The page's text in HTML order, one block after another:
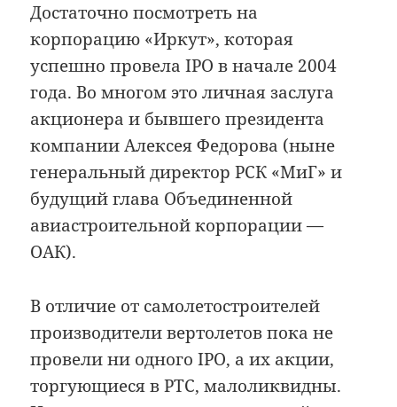
Достаточно посмотреть на
корпорацию «Иркут», которая
успешно провела IPO в начале 2004
года. Во многом это личная заслуга
акционера и бывшего президента
компании Алексея Федорова (ныне
генеральный директор РСК «МиГ» и
будущий глава Объединенной
авиастроительной корпорации —
ОАК).
В отличие от самолетостроителей
производители вертолетов пока не
провели ни одного IPO, а их акции,
торгующиеся в РТС, малоликвидны.